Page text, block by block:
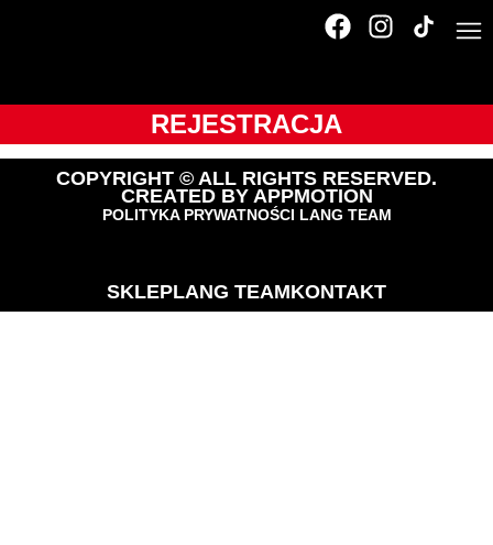
REJESTRACJA
Tour de Pologne
COPYRIGHT © ALL RIGHTS RESERVED.
CREATED BY APPMOTION
POLITYKA PRYWATNOŚCI LANG TEAM
SKLEPLANG TEAMKONTAKT